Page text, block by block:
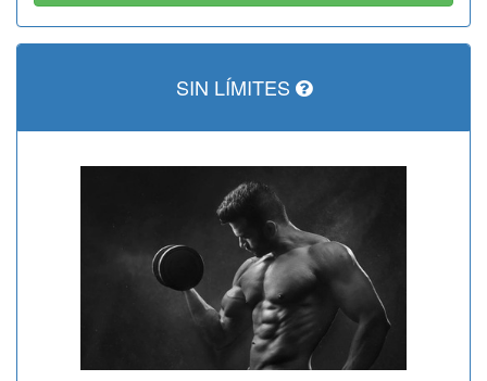
SIN LÍMITES